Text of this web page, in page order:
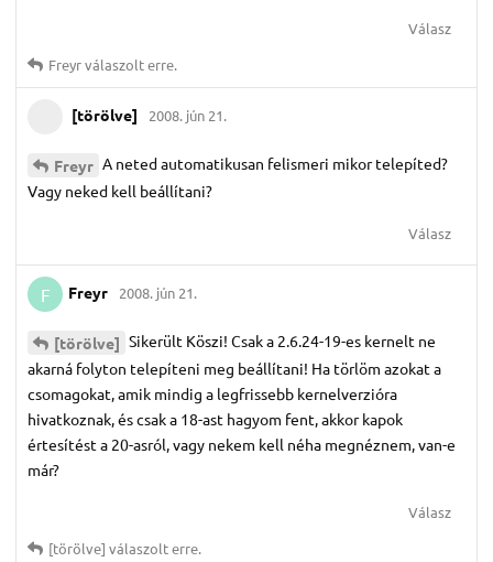
Válasz
Freyrválaszolt erre.
[törölve] 2008. jún 21.
Freyr A neted automatikusan felismeri mikor telepíted?
Vagy neked kell beállítani?
Válasz
F Freyr 2008. jún 21.
[törölve] Sikerült Köszi! Csak a 2.6.24-19-es kernelt ne
akarná folyton telepíteni meg beállítani! Ha törlöm azokat a
csomagokat, amik mindig a legfrissebb kernelverzióra
hivatkoznak, és csak a 18-ast hagyom fent, akkor kapok
értesítést a 20-asról, vagy nekem kell néha megnéznem, van-e
már?
Válasz
[törölve] válaszolt erre.